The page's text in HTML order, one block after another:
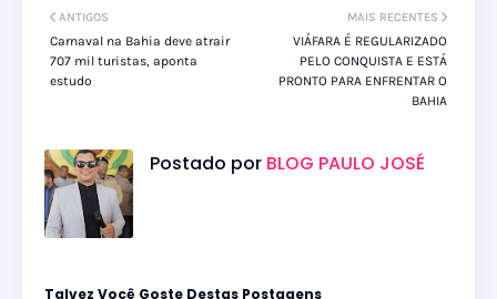
MAIS RECENTES
VIÁFARA É REGULARIZADO
PELO CONQUISTA E ESTÁ
PRONTO PARA ENFRENTAR O
BAHIA
ANTIGOS
Carnaval na Bahia deve atrair
707 mil turistas, aponta
estudo
Postado por BLOG PAULO JOSÉ
Talvez Você Goste Destas Postagens